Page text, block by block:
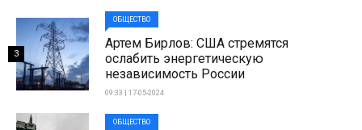
ОБЩЕСТВО
Артем Бирлов: США стремятся
ослабить энергетическую
независимость России
09:33 | 17-05-2024
3
ОБЩЕСТВО